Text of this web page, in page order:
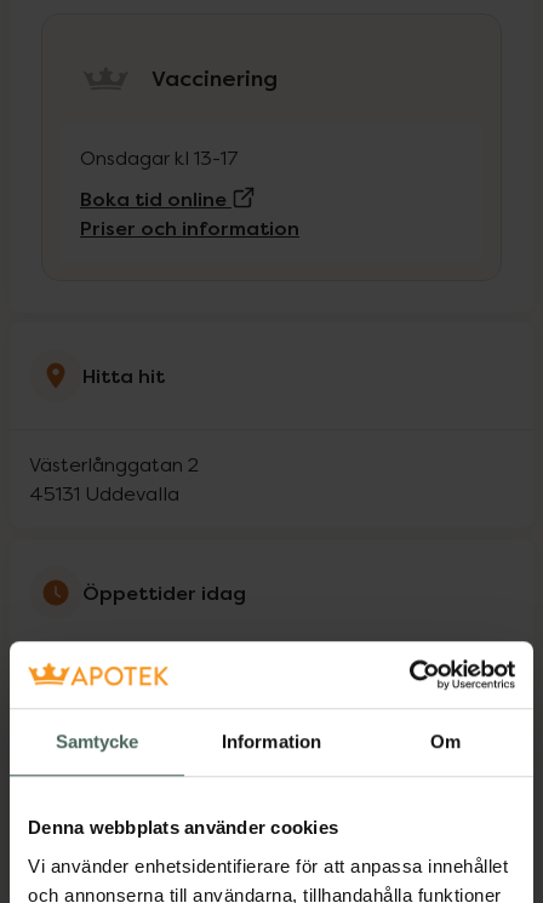
Samtycke Information Om
Denna webbplats använder cookies
Vi använder enhetsidentifierare för att anpassa innehållet
och annonserna till användarna, tillhandahålla funktioner
Vaccinering
Onsdagar kl 13-17
Boka tid online
Priser och information
Hitta hit
Västerlånggatan 2
45131 Uddevalla
Öppettider idag
10:00-
Måndag 09:30-19:00
Onsdag 09:30-19:00